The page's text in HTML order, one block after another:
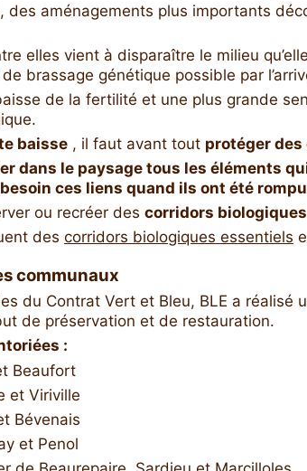
des aménagements plus importants
elles vient à disparaître le milieu
de brassage génétique possible par
de la fertilité et une plus grande
baisse , il faut avant tout protéger des
dans le paysage tous les éléments
ces liens quand ils ont été
ou recréer des corridors
des corridors biologiques essentiels
communaux
du Contrat Vert et Bleu, BLE a
de préservation et de restauration.
:
Beaufort
et Viriville
Bévenais
et Penol